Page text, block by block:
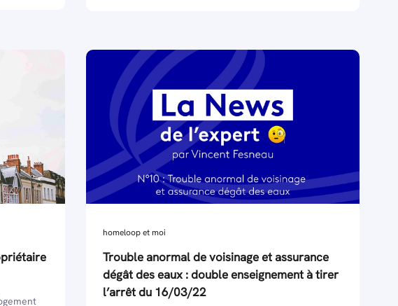
homeloop et moi
Trouble anormal de voisinage et assurance
dégât des eaux : double enseignement à tirer
l’arrêt du 16/03/22